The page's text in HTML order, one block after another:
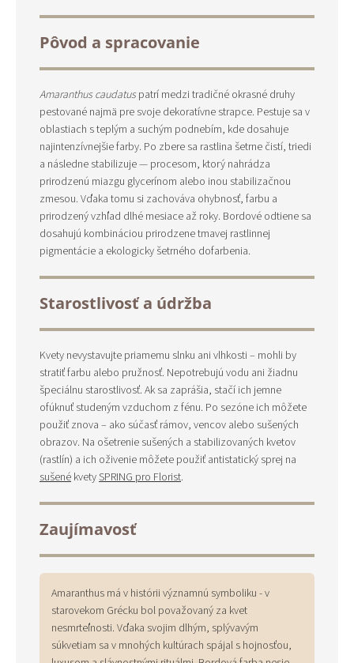
Pôvod a spracovanie
Amaranthus caudatuspatrí medzi tradičné okrasné druhy
pestované najmä pre svoje dekoratívne strapce. Pestuje sa v
oblastiach s teplým a suchým podnebím, kde dosahuje
najintenzívnejšie farby. Po zbere sa rastlina šetrne čistí, triedi
a následne stabilizuje — procesom, ktorý nahrádza
prirodzenú miazgu glycerínom alebo inou stabilizačnou
zmesou. Vďaka tomu si zachováva ohybnosť, farbu a
prirodzený vzhľad dlhé mesiace až roky. Bordové odtiene sa
dosahujú kombináciou prirodzene tmavej rastlinnej
pigmentácie a ekologicky šetrného dofarbenia.
Starostlivosť a údržba
Kvety nevystavujte priamemu slnku ani vlhkosti – mohli by
stratiť farbu alebo pružnosť. Nepotrebujú vodu ani žiadnu
špeciálnu starostlivosť. Ak sa zaprášia, stačí ich jemne
ofúknuť studeným vzduchom z fénu. Po sezóne ich môžete
použiť znova – ako súčasť rámov, vencov alebo sušených
obrazov. Na ošetrenie sušených a stabilizovaných kvetov
(rastlín) a ich oživenie môžete použiť antistatický sprej na
sušené kvetySPRING pro Florist.
Zaujímavosť
Amaranthus má v histórii významnú symboliku - v
starovekom Grécku bol považovaný za kvet
nesmrteľnosti. Vďaka svojim dlhým, splývavým
súkvetiam sa v mnohých kultúrach spájal s hojnosťou,